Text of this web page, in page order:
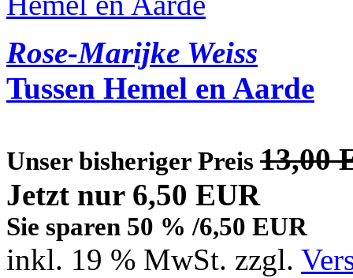
Rose-Marijke Weiss
Tussen Hemel en Aarde
Unser bisheriger Preis 13,00
Jetzt nur 6,50 EUR
Sie sparen 50 % /6,50 EUR
inkl. 19 % MwSt. zzgl.